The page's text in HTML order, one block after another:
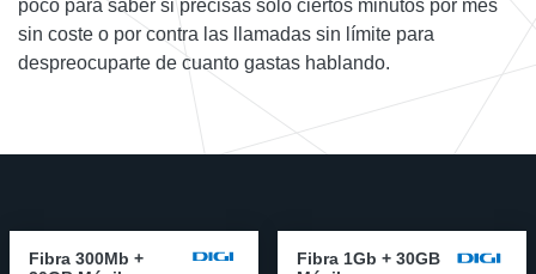
poco para saber si precisas solo ciertos minutos por mes
sin coste o por contra las llamadas sin límite para
despreocuparte de cuanto gastas hablando.
Fibra 300Mb +
Fibra 1Gb + 30GB